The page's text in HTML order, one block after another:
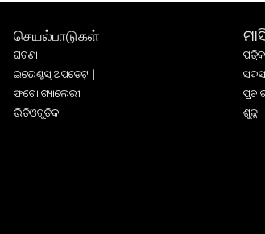
செயல்பாடுகள்
ଘଟଣା
ଇଭେଣ୍ଟସ୍ ଅପଡେଟ୍ |
ଫଟୋ ଗ୍ୟାଲେରୀ
ଭିଡିଓଗୁଡିକ
ଶୁଳ୍କ